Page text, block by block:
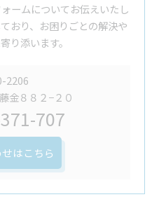
ームについてお伝えいたし
おり、お困りごとの解決や
り添います。
2206
金８８２−２０
707
はこちら